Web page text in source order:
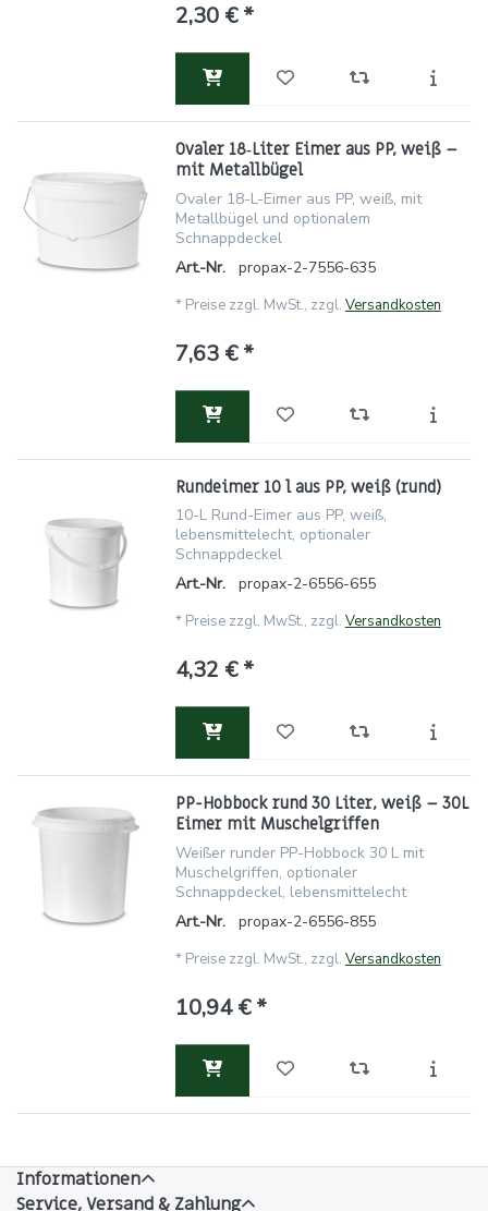
2,30 € *
Ovaler 18‑Liter Eimer aus PP, weiß –
mit Metallbügel
Ovaler 18-L-Eimer aus PP, weiß, mit
Metallbügel und optionalem
Schnappdeckel
Art.-Nr.
propax-2-7556-635
* Preise zzgl. MwSt., zzgl. Versandkosten
7,63 € *
Rundeimer 10 l aus PP, weiß (rund)
10-L Rund-Eimer aus PP, weiß,
lebensmittelecht, optionaler
Schnappdeckel
Art.-Nr.
propax-2-6556-655
* Preise zzgl. MwSt., zzgl. Versandkosten
4,32 € *
PP-Hobbock rund 30 Liter, weiß – 30L
Eimer mit Muschelgriffen
Weißer runder PP-Hobbock 30 L mit
Muschelgriffen, optionaler
Schnappdeckel, lebensmittelecht
Art.-Nr.
propax-2-6556-855
* Preise zzgl. MwSt., zzgl. Versandkosten
10,94 € *
Informationen
Service, Versand & Zahlung